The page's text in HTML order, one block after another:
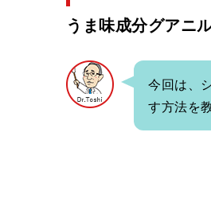
うま味成分グアニ
今回は、
す方法を